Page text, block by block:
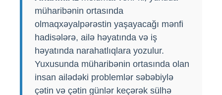
müharibənin ortasında
olmaqxəyalpərəstin yaşayacağı mənfi
hadisələrə, ailə həyatında və iş
həyatında narahatlıqlara yozulur.
Yuxusunda müharibənin ortasında olan
insan ailədəki problemlər səbəbiylə
çətin və çətin günlər keçərək sülhə